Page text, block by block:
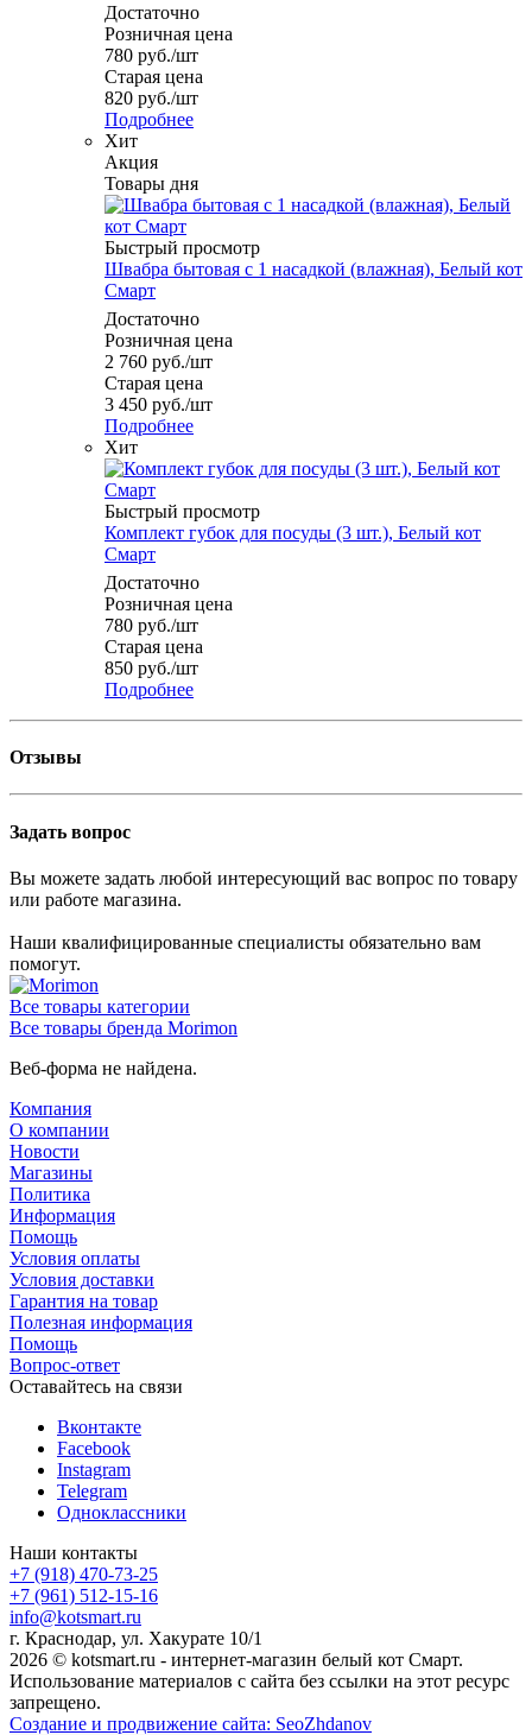
Достаточно
Розничная цена
780 руб./шт
Старая цена
820 руб./шт
Подробнее
Хит
Акция
Товары дня
Быстрый просмотр
Швабра бытовая с 1 насадкой (влажная), Белый кот
Смарт
Достаточно
Розничная цена
2 760 руб./шт
Старая цена
3 450 руб./шт
Подробнее
Хит
Быстрый просмотр
Комплект губок для посуды (3 шт.), Белый кот
Смарт
Достаточно
Розничная цена
780 руб./шт
Старая цена
850 руб./шт
Подробнее
Отзывы
Задать вопрос
Вы можете задать любой интересующий вас вопрос по товару
или работе магазина.
Наши квалифицированные специалисты обязательно вам
помогут.
Все товары категории
Все товары бренда Morimon
Веб-форма не найдена.
Компания
О компании
Новости
Магазины
Политика
Информация
Помощь
Условия оплаты
Условия доставки
Гарантия на товар
Полезная информация
Помощь
Вопрос-ответ
Оставайтесь на связи
Вконтакте
Facebook
Instagram
Telegram
Одноклассники
Наши контакты
+7 (918) 470-73-25
+7 (961) 512-15-16
info@kotsmart.ru
г. Краснодар, ул. Хакурате 10/1
2026 © kotsmart.ru - интернет-магазин белый кот Смарт.
Использование материалов с сайта без ссылки на этот ресурс
запрещено.
Создание и продвижение сайта: SeoZhdanov